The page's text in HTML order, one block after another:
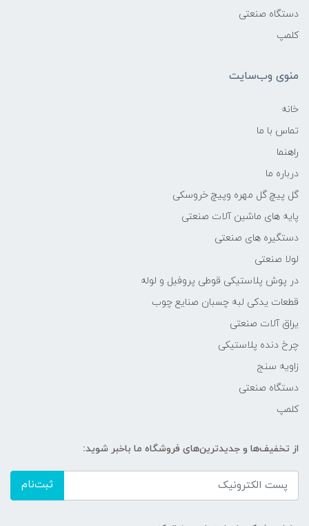
دستگاه صنعتی
کلمپ
منوی وب‌سایت
خانه
تماس با ما
راهنما
درباره ما
گل پیچ گل مهره وپیچ خروسکی
پایه های ماشین آلات صنعتی
دستگیره های صنعتی
لولا صنعتی
در پوش پلاستیکی قوطی پروفیل و لوله
قطعات یدکی لبه چسبان صنایع چوب
یراق آلات صنعتی
چرخ دنده پلاستیکی
زاویه سنج
دستگاه صنعتی
کلمپ
از تخفیف‌ها و جدیدترین‌های فروشگاه ما باخبر شوید:
ثبت‌نام